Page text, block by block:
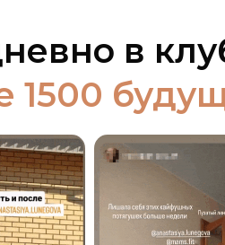
в
1500